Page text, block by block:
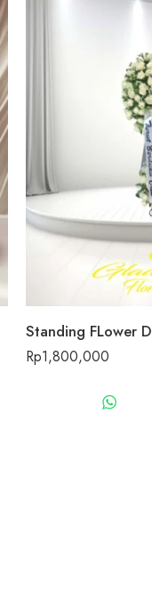
Standing FLower
Rp1,800,000